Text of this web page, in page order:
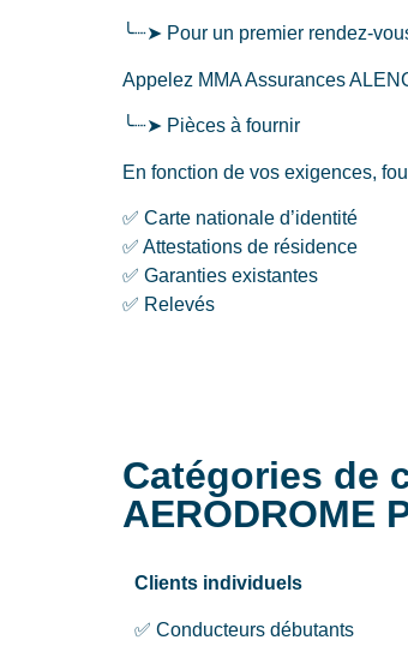
╰┈➤ Pour un premier rendez-
Appelez MMA Assurances
╰┈➤ Pièces à fournir
En fonction de vos exigences,
✅ Carte nationale d’identité
✅ Attestations de résidence
✅ Garanties existantes
✅ Relevés
Catégories de
AERODROME
Clients individuels
✅ Conducteurs débutants